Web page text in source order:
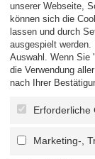
Sehr geehrte
Praxislogo)
unserer Webseite,
können sich die
lassen und durch
ausgespielt
Auswahl. Wenn Sie
die Verwendung
nach Ihrer
Erforderliche
Marketing-,